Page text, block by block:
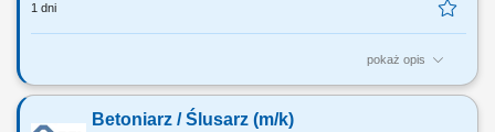
1 dni
pokaż opis
Twoje zadania: Obsługa maszyn zbrojarskich (nożyce, automatyczne
elementów podczas produkcji; Załadunek i rozładunek transportów
Betoniarz / Ślusarz (m/k)